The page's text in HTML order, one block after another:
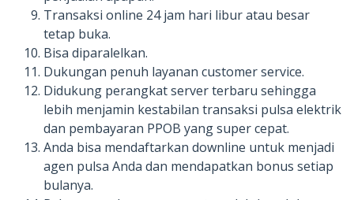
Transaksi online 24 jam hari libur atau besar
tetap buka.
Bisa diparalelkan.
Dukungan penuh layanan customer service.
Didukung perangkat server terbaru sehingga
lebih menjamin kestabilan transaksi pulsa elektrik
dan pembayaran PPOB yang super cepat.
Anda bisa mendaftarkan downline untuk menjadi
agen pulsa Anda dan mendapatkan bonus setiap
bulanya.